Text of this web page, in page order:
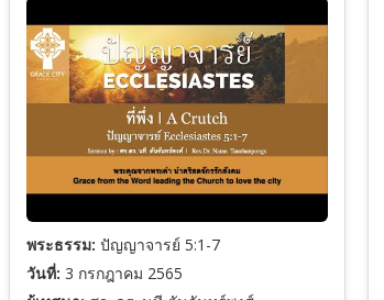
พระธรรม: ปัญญาจารย์ 5:1-7
วันที่: 3 กรกฎาคม 2565